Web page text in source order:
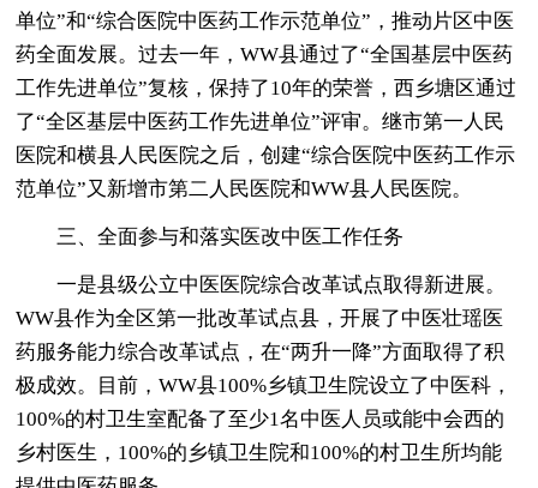
单位”和“综合医院中医药工作示范单位”，推动片区中医
药全面发展。过去一年，WW县通过了“全国基层中医药
工作先进单位”复核，保持了10年的荣誉，西乡塘区通过
了“全区基层中医药工作先进单位”评审。继市第一人民
医院和横县人民医院之后，创建“综合医院中医药工作示
范单位”又新增市第二人民医院和WW县人民医院。
三、全面参与和落实医改中医工作任务
一是县级公立中医医院综合改革试点取得新进展。
WW县作为全区第一批改革试点县，开展了中医壮瑶医
药服务能力综合改革试点，在“两升一降”方面取得了积
极成效。目前，WW县100%乡镇卫生院设立了中医科，
100%的村卫生室配备了至少1名中医人员或能中会西的
乡村医生，100%的乡镇卫生院和100%的村卫生所均能